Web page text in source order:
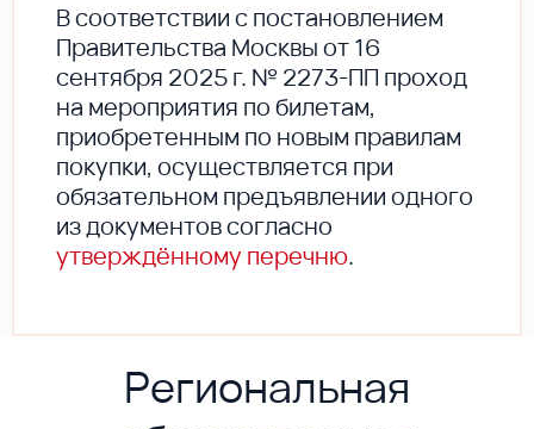
В соответствии с постановлением
Правительства Москвы от 16
сентября 2025 г. № 2273-ПП проход
на мероприятия по билетам,
приобретенным по новым правилам
покупки, осуществляется при
обязательном предъявлении одного
из документов согласно
утверждённому перечню.
Региональная